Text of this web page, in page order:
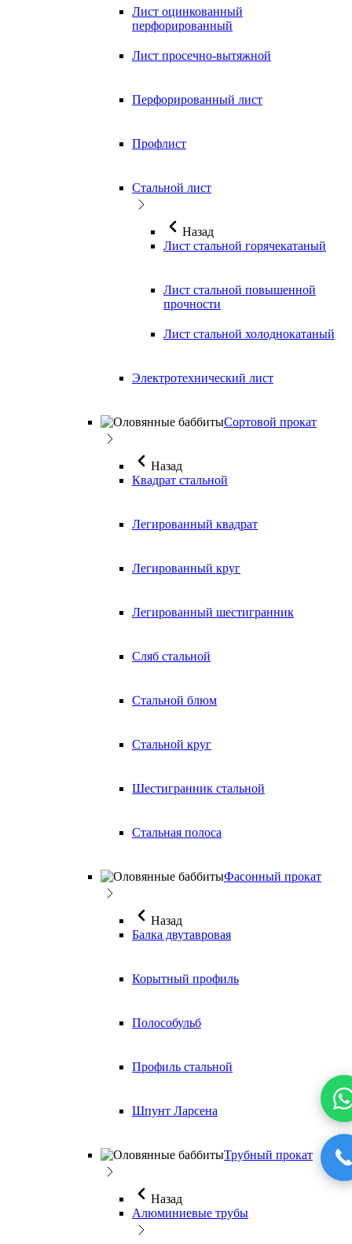
Лист оцинкованный
перфорированный
Лист просечно-вытяжной
Перфорированный лист
Профлист
Стальной лист
Назад
Лист стальной горячекатаный
Лист стальной повышенной
прочности
Лист стальной холоднокатаный
Электротехнический лист
Сортовой прокат
Назад
Квадрат стальной
Легированный квадрат
Легированный круг
Легированный шестигранник
Сляб стальной
Стальной блюм
Стальной круг
Шестигранник стальной
Стальная полоса
Фасонный прокат
Назад
Балка двутавровая
Корытный профиль
Полособульб
Профиль стальной
Шпунт Ларсена
Трубный прокат
Назад
Алюминиевые трубы